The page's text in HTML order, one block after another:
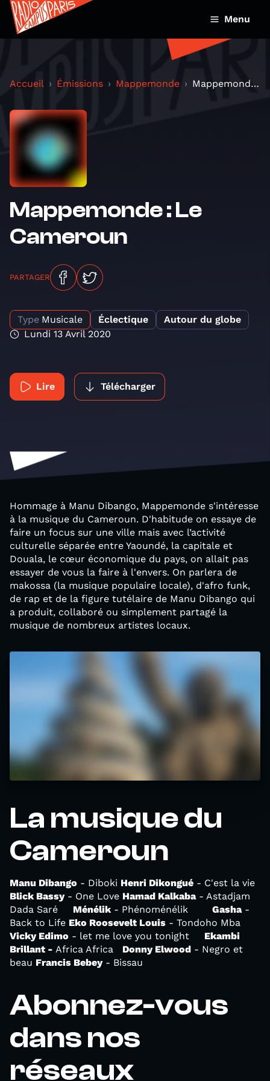
Menu
Accueil Émissions Mappemonde Mappemonde : Le Cameroun
Mappemonde : Le
Cameroun
PARTAGER
Type Musicale Éclectique
Autour du globe
Lundi 13 Avril 2020
Lire Télécharger
Hommage à Manu Dibango, Mappemonde s'intéresse
à la musique du Cameroun. D'habitude on essaye de
faire un focus sur une ville mais avec l’activité
culturelle séparée entre Yaoundé, la capitale et
Douala, le cœur économique du pays, on allait pas
essayer de vous la faire à l'envers. On parlera de
makossa (la musique populaire locale), d'afro funk,
de rap et de la figure tutélaire de Manu Dibango qui
a produit, collaboré ou simplement partagé la
musique de nombreux artistes locaux.
La musique du
Cameroun
Manu Dibango - Diboki Henri Dikongué - C'est la vie
Blick Bassy- One Love Hamad Kalkaba- Astadjam
Dada Saré Ménélik- Phénoménélik Gasha-
Back to Life Eko Roosevelt Louis - Tondoho Mba
Vicky Edimo - let me love you tonight Ekambi
Brillant - Africa Africa Donny Elwood - Negro et
beau Francis Bebey- Bissau
Abonnez-vous
dans nos
réseaux